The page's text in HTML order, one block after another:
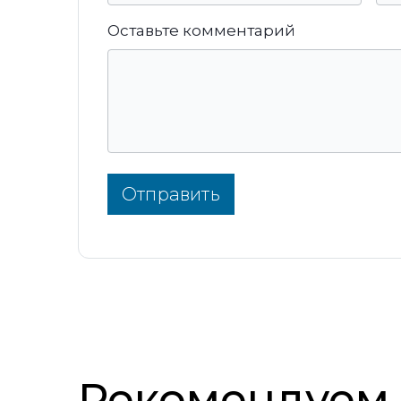
Оставьте комментарий
Отправить